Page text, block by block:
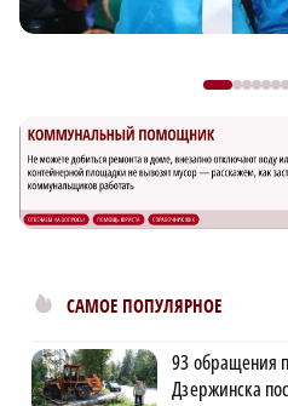
САМОЕ ПОПУЛЯРНОЕ
93 обращения
Дзержинска